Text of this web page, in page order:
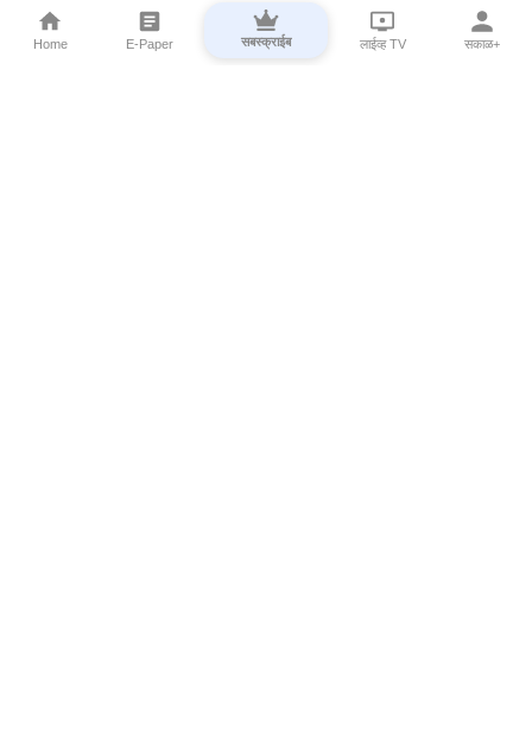
Home E-Paper सबस्क्राईब लाईव्ह TV सकाळ+